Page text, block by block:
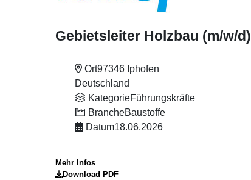
Gebietsleiter Holzbau (m/w/d)
Ort97346 Iphofen
Deutschland
KategorieFührungskräfte
BrancheBaustoffe
Datum18.06.2026
Mehr Infos
Download PDF